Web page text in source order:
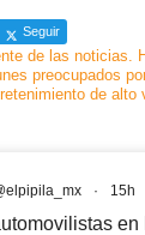
Seguir
de las noticias.
preocupados
de alto
· 15h
en